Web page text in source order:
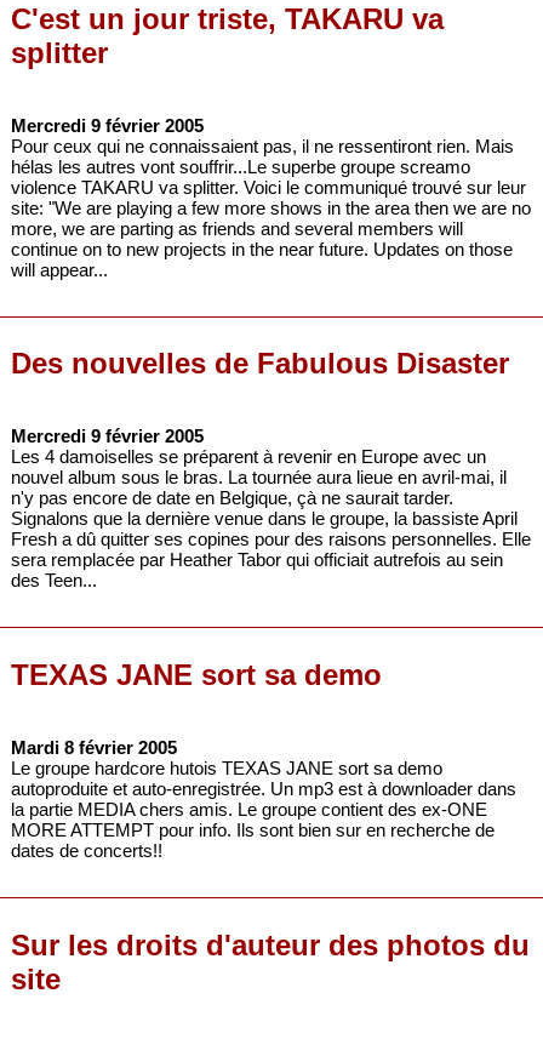
C'est un jour triste, TAKARU va
splitter
Mercredi 9 février 2005
Pour ceux qui ne connaissaient pas, il ne ressentiront rien. Mais
hélas les autres vont souffrir...Le superbe groupe screamo
violence TAKARU va splitter. Voici le communiqué trouvé sur leur
site: "We are playing a few more shows in the area then we are no
more, we are parting as friends and several members will
continue on to new projects in the near future. Updates on those
will appear...
Des nouvelles de Fabulous Disaster
Mercredi 9 février 2005
Les 4 damoiselles se préparent à revenir en Europe avec un
nouvel album sous le bras. La tournée aura lieue en avril-mai, il
n'y pas encore de date en Belgique, çà ne saurait tarder.
Signalons que la dernière venue dans le groupe, la bassiste April
Fresh a dû quitter ses copines pour des raisons personnelles. Elle
sera remplacée par Heather Tabor qui officiait autrefois au sein
des Teen...
TEXAS JANE sort sa demo
Mardi 8 février 2005
Le groupe hardcore hutois TEXAS JANE sort sa demo
autoproduite et auto-enregistrée. Un mp3 est à downloader dans
la partie MEDIA chers amis. Le groupe contient des ex-ONE
MORE ATTEMPT pour info. Ils sont bien sur en recherche de
dates de concerts!!
Sur les droits d'auteur des photos du
site